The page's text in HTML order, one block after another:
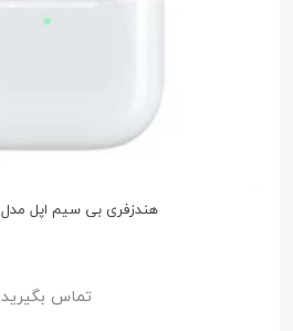
هندزفری بی سیم اپل مدل AirPods 4
تماس بگیرید